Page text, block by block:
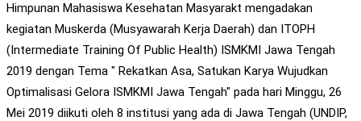
Himpunan Mahasiswa Kesehatan Masyarakt mengadakan
kegiatan Muskerda (Musyawarah Kerja Daerah) dan ITOPH
(Intermediate Training Of Public Health) ISMKMI Jawa Tengah
2019 dengan Tema " Rekatkan Asa, Satukan Karya Wujudkan
Optimalisasi Gelora ISMKMI Jawa Tengah" pada hari Minggu, 26
Mei 2019 diikuti oleh 8 institusi yang ada di Jawa Tengah (UNDIP,